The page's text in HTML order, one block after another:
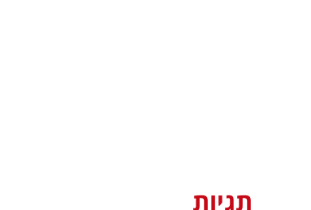
תגיות